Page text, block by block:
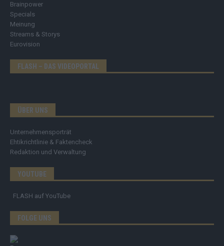
Brainpower
Specials
Meinung
Streams & Storys
Eurovision
FLASH – DAS VIDEOPORTAL
ÜBER UNS
Unternehmensporträt
Ehtikrichtlinie & Faktencheck
Redaktion und Verwaltung
YOUTUBE
FLASH auf YouTube
FOLGE UNS